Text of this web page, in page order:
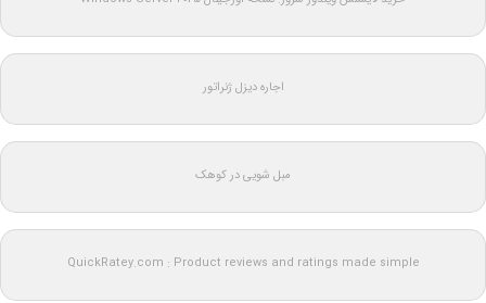
اجاره دیزل ژنراتور
مبل شویی در کوهک
QuickRatey.com : Product reviews and ratings made simple